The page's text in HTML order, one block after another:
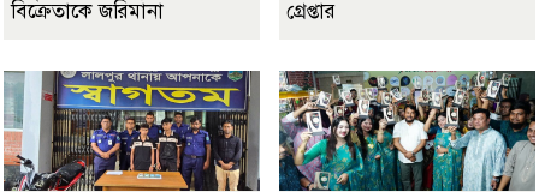
বিক্রেতাকে জরিমানা
গ্রেপ্তার